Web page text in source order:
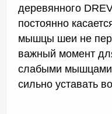
деревянного
постоянно
мышцы шеи не
важный момент
слабыми мышцами
сильно уставать